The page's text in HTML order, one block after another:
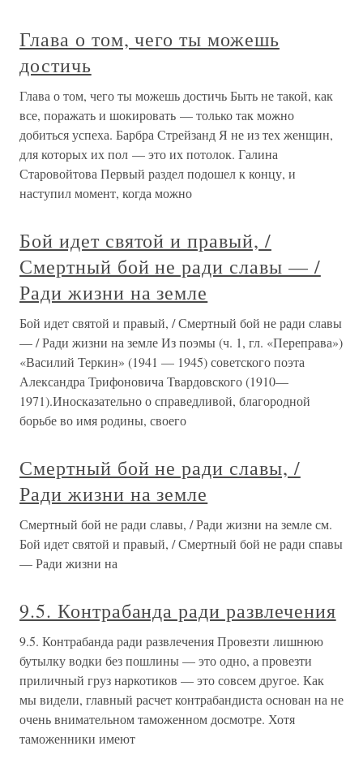
Глава о том, чего ты можешь
достичь
Глава о том, чего ты можешь достичь Быть не такой, как
все, поражать и шокировать — только так можно
добиться успеха. Барбра Стрейзанд Я не из тех женщин,
для которых их пол — это их потолок. Галина
Старовойтова Первый раздел подошел к концу, и
наступил момент, когда можно
Бой идет святой и правый, /
Смертный бой не ради славы — /
Ради жизни на земле
Бой идет святой и правый, / Смертный бой не ради славы
— / Ради жизни на земле Из поэмы (ч. 1, гл. «Переправа»)
«Василий Теркин» (1941 — 1945) советского поэта
Александра Трифоновича Твардовского (1910—
1971).Иносказательно о справедливой, благородной
борьбе во имя родины, своего
Смертный бой не ради славы, /
Ради жизни на земле
Смертный бой не ради славы, / Ради жизни на земле см.
Бой идет святой и правый, / Смертный бой не ради спавы
— Ради жизни на
9.5. Контрабанда ради развлечения
9.5. Контрабанда ради развлечения Провезти лишнюю
бутылку водки без пошлины — это одно, а провезти
приличный груз наркотиков — это совсем другое. Как
мы видели, главный расчет контрабандиста основан на не
очень внимательном таможенном досмотре. Хотя
таможенники имеют